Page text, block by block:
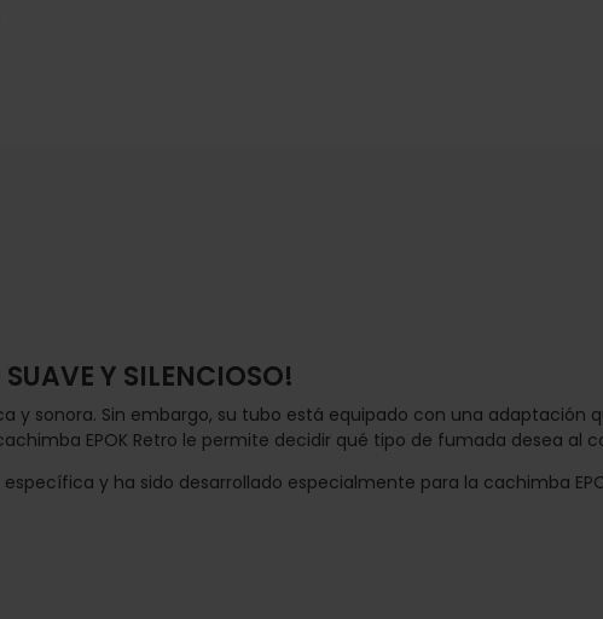
SUAVE Y SILENCIOSO!
y sonora. Sin embargo, su tubo está equipado con una
EPOK Retro le permite decidir qué tipo de fumada desea al
y ha sido desarrollado especialmente para la cachimba